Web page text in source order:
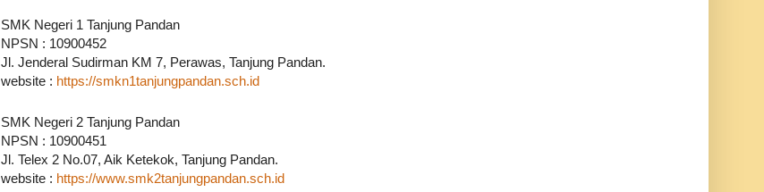
SMK Negeri 1 Tanjung Pandan
NPSN : 10900452
Jl. Jenderal Sudirman KM 7, Perawas, Tanjung Pandan.
website : https://smkn1tanjungpandan.sch.id
SMK Negeri 2 Tanjung Pandan
NPSN : 10900451
Jl. Telex 2 No.07, Aik Ketekok, Tanjung Pandan.
website : https://www.smk2tanjungpandan.sch.id